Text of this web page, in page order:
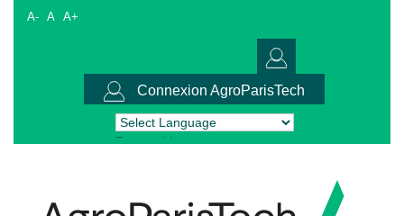
A- A A+
Connexion AgroParisTech
Powered by Translate